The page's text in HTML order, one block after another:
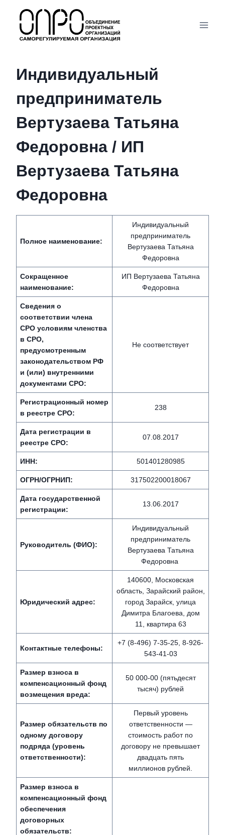
содержимому
Индивидуальный
предприниматель
Вертузаева Татьяна
Федоровна / ИП
Вертузаева Татьяна
Федоровна
Полное наименование:
Индивидуальный
предприниматель
Вертузаева Татьяна
Федоровна
Сокращенное
наименование:
ИП Вертузаева Татьяна
Федоровна
Сведения о
соответствии члена
СРО условиям членства
в СРО,
предусмотренным
законодательством РФ
и (или) внутренними
документами СРО:
Не соответствует
Регистрационный номер
в реестре СРО:
238
Дата регистрации в
реестре СРО:
07.08.2017
ИНН: 501401280985
ОГРН/ОГРНИП: 317502200018067
Дата государственной
регистрации:
13.06.2017
Руководитель (ФИО):
Индивидуальный
предприниматель
Вертузаева Татьяна
Федоровна
Юридический адрес:
140600, Московская
область, Зарайский район,
город Зарайск, улица
Димитра Благоева, дом
11, квартира 63
Контактные телефоны:
+7 (8-496) 7-35-25, 8-926-
543-41-03
Размер взноса в
компенсационный фонд
возмещения вреда:
50 000-00 (пятьдесят
тысяч) рублей
Размер обязательств по
одному договору
подряда (уровень
ответственности):
Первый уровень
ответственности —
стоимость работ по
договору не превышает
двадцать пять
миллионов рублей.
Размер взноса в
компенсационный фонд
обеспечения
договорных
обязательств: